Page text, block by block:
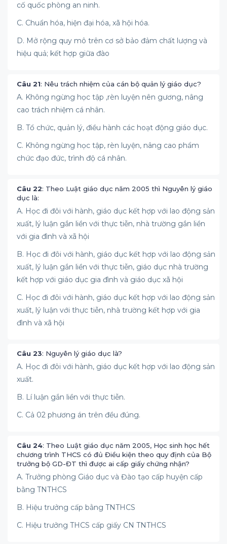
cố quốc phòng an ninh.
C. Chuẩn hóa, hiện đại hóa, xã hội hóa.
D. Mở rộng quy mô trên cơ sở bảo đảm chất lượng và
hiệu quả; kết hợp giữa đào
Câu 21: Nêu trách nhiệm của cán bộ quản lý giáo dục?
A. Không ngừng học tập ,rèn luyện nên gương, nâng
cao trách nhiệm cá nhân.
B. Tổ chức, quản lý, điều hành các hoạt động giáo dục.
C. Không ngừng học tập, rèn luyện, nâng cao phẩm
chức đạo đức, trình độ cá nhân.
Câu 22: Theo Luật giáo dục năm 2005 thì Nguyên lý giáo
dục là:
A. Học đi đôi với hành, giáo dục kết hợp với lao động sản
xuất, lý luận gắn liền với thực tiễn, nhà trường gắn liền
với gia đình và xã hội
B. Học đi đôi với hành, giáo dục kết hợp với lao động sản
xuất, lý luận gắn liền với thực tiễn, giáo dục nhà trường
kết hợp với giáo dục gia đình và giáo dục xã hội
C. Học đi đôi với hành, giáo dục kết hợp với lao động sản
xuất, lý luận với thực tiễn, nhà trường kết hợp với gia
đình và xã hội
Câu 23: Nguyên lý giáo dục là?
A. Học đi đôi với hành, giáo dục kết hợp với lao động sản
xuất.
B. Lí luận gắn liền với thực tiễn.
C. Cả 02 phương án trên đều đúng.
Câu 24: Theo Luật giáo dục năm 2005, Học sinh học hết
chương trình THCS có đủ Điều kiện theo quy định của Bộ
trưởng bộ GD-ĐT thì được ai cấp giấy chứng nhận?
A. Trưởng phòng Giáo dục và Đào tạo cấp huyện cấp
bằng TNTHCS
B. Hiệu trưởng cấp bằng TNTHCS
C. Hiệu trưởng THCS cấp giấy CN TNTHCS